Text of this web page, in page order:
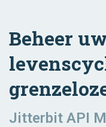
Beheer
Jitterbit API